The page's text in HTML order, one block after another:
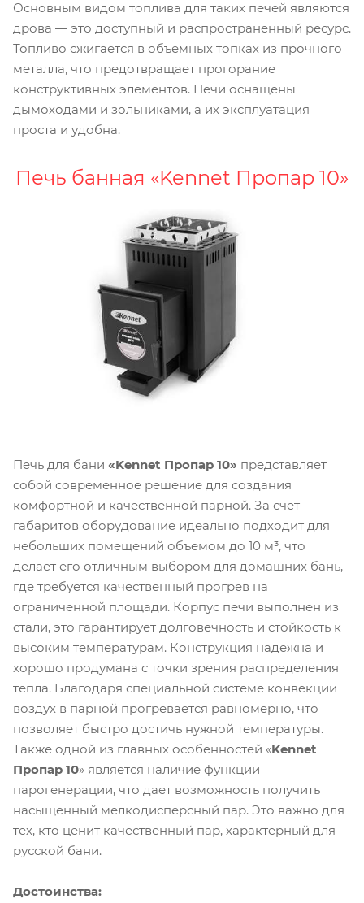
Основным видом топлива для таких печей являются
дрова — это доступный и распространенный ресурс.
Топливо сжигается в объемных топках из прочного
металла, что предотвращает прогорание
конструктивных элементов. Печи оснащены
дымоходами и зольниками, а их эксплуатация
проста и удобна.
Печь банная «Kennet Пропар 10»
Печь для бани «Kennet Пропар 10» представляет
собой современное решение для создания
комфортной и качественной парной. За счет
габаритов оборудование идеально подходит для
небольших помещений объемом до 10 м³, что
делает его отличным выбором для домашних бань,
где требуется качественный прогрев на
ограниченной площади. Корпус печи выполнен из
стали, это гарантирует долговечность и стойкость к
высоким температурам. Конструкция надежна и
хорошо продумана с точки зрения распределения
тепла. Благодаря специальной системе конвекции
воздух в парной прогревается равномерно, что
позволяет быстро достичь нужной температуры.
Также одной из главных особенностей «Kennet
Пропар 10» является наличие функции
парогенерации, что дает возможность получить
насыщенный мелкодисперсный пар. Это важно для
тех, кто ценит качественный пар, характерный для
русской бани.
Достоинства: